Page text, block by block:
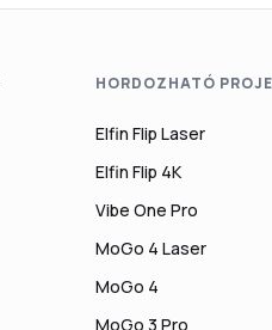
HORDOZHATÓ
Elfin Flip Laser
Elfin Flip 4K
Vibe One Pro
MoGo 4 Laser
MoGo 4
MoGo 3 Pro